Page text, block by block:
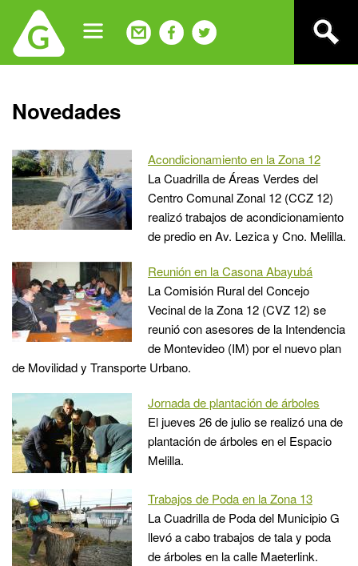
navigation
Back
to
Novedades
Acondicionamiento en la Zona 12
La Cuadrilla de Áreas Verdes del
Centro Comunal Zonal 12 (CCZ 12)
realizó trabajos de acondicionamiento
de predio en Av. Lezica y Cno. Melilla.
Reunión en la Casona Abayubá
La Comisión Rural del Concejo
Vecinal de la Zona 12 (CVZ 12) se
reunió con asesores de la Intendencia
de Montevideo (IM) por el nuevo plan
de Movilidad y Transporte Urbano.
Jornada de plantación de árboles
El jueves 26 de julio se realizó una de
plantación de árboles en el Espacio
Melilla.
Trabajos de Poda en la Zona 13
La Cuadrilla de Poda del Municipio G
llevó a cabo trabajos de tala y poda
de árboles en la calle Maeterlink.